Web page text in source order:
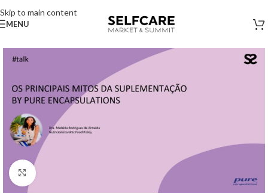
Skip to main content
MENU
Clique para ampliar